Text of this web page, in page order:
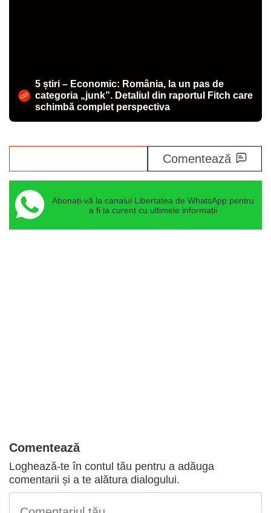
5 știri – Economic: România, la un pas de
categoria „junk”. Detaliul din raportul Fitch care
schimbă complet perspectiva
Comentează
Abonați-vă la canalul Libertatea de WhatsApp pentru
a fi la curent cu ultimele informații
Comentează
Loghează-te în contul tău pentru a adăuga
comentarii și a te alătura dialogului.